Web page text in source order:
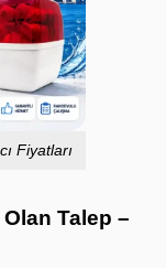
Fiyatları
Olan Talep –